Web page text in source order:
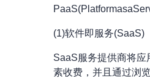
(1)软件即服务(SaaS)
SaaS服务提供商将应
素收费，并且通过浏